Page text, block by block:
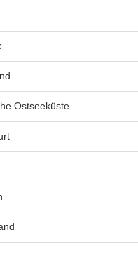
Ostseeküste